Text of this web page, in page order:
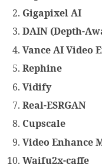
Gigapixel AI
DAIN (Depth-
Vance AI Video
Rephine
Vidify
Real-ESRGAN
Cupscale
Video Enhance
Waifu2x-caffe